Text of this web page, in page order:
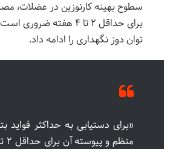
سطوح بهینه کارنوزین در عضلات،
برای حداقل ۲ تا ۴ هفته
توان دوز نگهداری را ادامه داد.
«برای دستیابی به حداکثر فواید